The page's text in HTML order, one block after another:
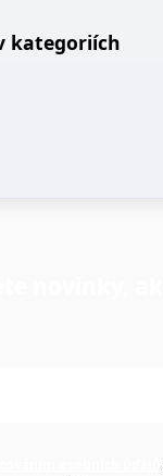
kategoriích